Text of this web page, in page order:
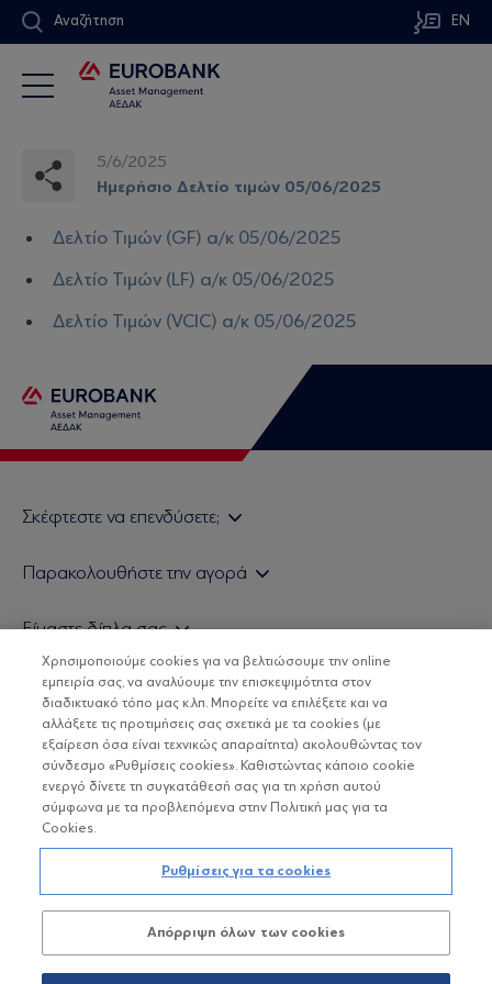
Αναζήτηση EN
5/6/2025
Ημερήσιο Δελτίο τιμών 05/06/2025
Δελτίο Τιμών (GF) α/κ 05/06/2025
Δελτίο Τιμών (LF) α/κ 05/06/2025
Δελτίο Τιμών (VCIC) α/κ 05/06/2025
Σκέφτεστε να επενδύσετε;
Τιμολογιακή Πολιτική
Δείτε τις πολιτικές μας
Βασικές Γνώσεις
Παρακολουθήστε την αγορά
Τα νέα μας
Χρήσιμοι σύνδεσμοι
Είμαστε δίπλα σας
H Eurobank Asset Management ΑΕΔΑΚ
Επενδυτική φιλοσοφία ESG
Πιστοποιημένα στελέχη και συνεργάτες
Αποστολή Βιογραφικών
ΟΙ ΟΣΕΚΑ ΔΕΝ ΕΧΟΥΝ ΕΓΓΥΗΜΕΝΗ ΑΠΟΔΟΣΗ ΚΑΙ ΟΙ
ΠΡΟΗΓΟΥΜΕΝΕΣ ΑΠΟΔΟΣΕΙΣ ΔΕΝ ΔΙΑΣΦΑΛΙΖΟΥΝ ΤΙΣ
ΜΕΛΛΟΝΤΙΚΕΣ
Copyright © Eurobank ΑΕΔΑΚ
Προστασία Προσωπικών Δεδομένων
Όροι χρήσης
Χρησιμοποιούμε cookies για να βελτιώσουμε την online
εμπειρία σας, να αναλύουμε την επισκεψιμότητα στον
διαδικτυακό τόπο μας κ.λπ. Μπορείτε να επιλέξετε και να
αλλάξετε τις προτιμήσεις σας σχετικά με τα cookies (με
εξαίρεση όσα είναι τεχνικώς απαραίτητα) ακολουθώντας τον
σύνδεσμο «Ρυθμίσεις cookies». Καθιστώντας κάποιο cookie
ενεργό δίνετε τη συγκατάθεσή σας για τη χρήση αυτού
σύμφωνα με τα προβλεπόμενα στην Πολιτική μας για τα
Cookies.
Ρυθμίσεις για τα cookies
Απόρριψη όλων των cookies